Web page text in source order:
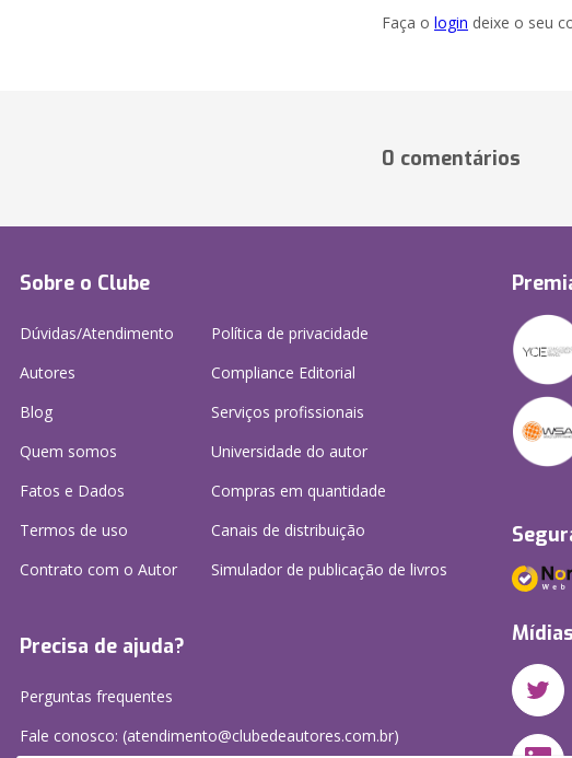
Faça o login deixe o seu
0 comentários
Sobre o Clube
Dúvidas/Atendimento
Autores
Blog
Quem somos
Fatos e Dados
Termos de uso
Contrato com o Autor
Política de privacidade
Compliance Editorial
Serviços profissionais
Universidade do autor
Compras em quantidade
Canais de distribuição
Simulador de publicação de livros
Precisa de ajuda?
Perguntas frequentes
Fale conosco: (atendimento@clubedeautores.com.br)